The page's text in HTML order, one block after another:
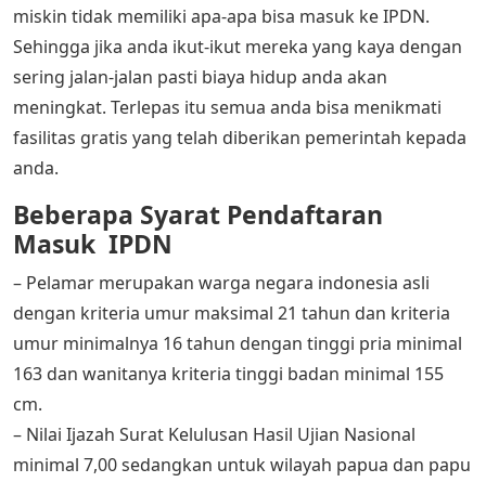
miskin tidak memiliki apa-apa bisa masuk ke IPDN.
Sehingga jika anda ikut-ikut mereka yang kaya dengan
sering jalan-jalan pasti biaya hidup anda akan
meningkat. Terlepas itu semua anda bisa menikmati
fasilitas gratis yang telah diberikan pemerintah kepada
anda.
Beberapa Syarat Pendaftaran
Masuk IPDN
– Pelamar merupakan warga negara indonesia asli
dengan kriteria umur maksimal 21 tahun dan kriteria
umur minimalnya 16 tahun dengan tinggi pria minimal
163 dan wanitanya kriteria tinggi badan minimal 155
cm.
– Nilai Ijazah Surat Kelulusan Hasil Ujian Nasional
minimal 7,00 sedangkan untuk wilayah papua dan papu